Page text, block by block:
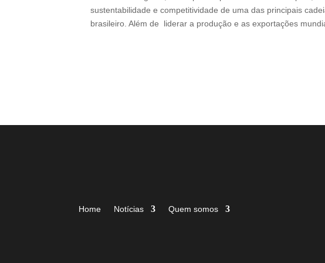
sustentabilidade e competitividade de uma das principais
brasileiro. Além de liderar a produção e as exportações
Home Notícias Quem somos